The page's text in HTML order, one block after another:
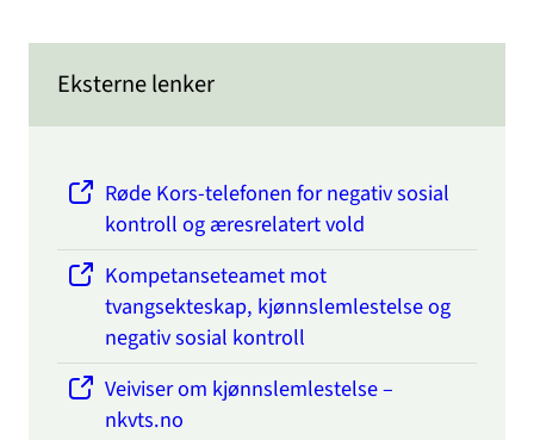
Eksterne lenker
Røde Kors-telefonen for negativ sosial
kontroll og æresrelatert vold
Kompetanseteamet mot
tvangsekteskap, kjønnslemlestelse og
negativ sosial kontroll
Veiviser om kjønnslemlestelse –
nkvts.no